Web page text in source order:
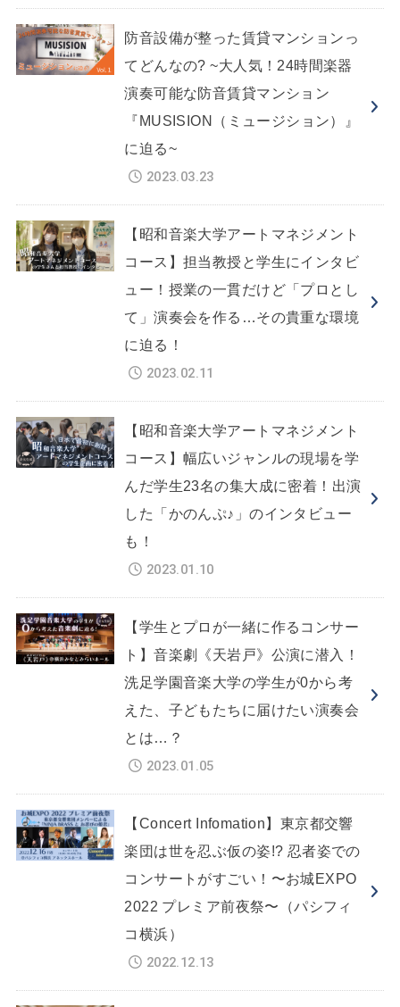
防音設備が整った賃貸マンションっ
てどんなの? ~大人気！24時間楽器
演奏可能な防音賃貸マンション
『MUSISION（ミュージション）』
に迫る~
2023.03.23
【昭和音楽大学アートマネジメント
コース】担当教授と学生にインタビ
ュー！授業の一貫だけど「プロとし
て」演奏会を作る…その貴重な環境
に迫る！
2023.02.11
【昭和音楽大学アートマネジメント
コース】幅広いジャンルの現場を学
んだ学生23名の集大成に密着！出演
した「かのんぷ♪」のインタビュー
も！
2023.01.10
【学生とプロが一緒に作るコンサー
ト】音楽劇《天岩戸》公演に潜入！
洗足学園音楽大学の学生が0から考
えた、子どもたちに届けたい演奏会
とは…？
2023.01.05
【Concert Infomation】東京都交響
楽団は世を忍ぶ仮の姿!? 忍者姿での
コンサートがすごい！〜お城EXPO
2022 プレミア前夜祭〜（パシフィ
コ横浜）
2022.12.13